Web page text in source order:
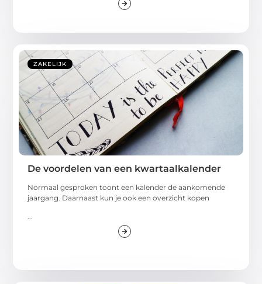
ZAKELIJK
De voordelen van een kwartaalkalender
Normaal gesproken toont een kalender de aankomende
jaargang. Daarnaast kun je ook een overzicht kopen
...